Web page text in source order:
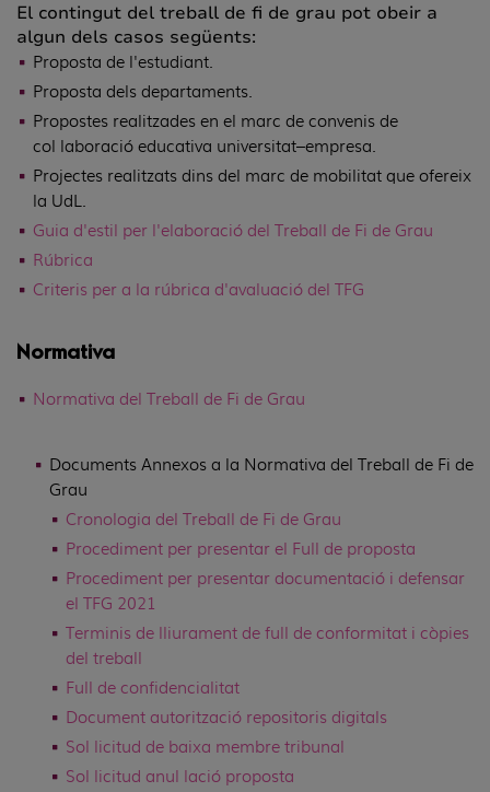
El contingut del treball de fi de grau pot obeir a
algun dels casos següents:
Proposta de l'estudiant.
Proposta dels departaments.
Propostes realitzades en el marc de convenis de
col·laboració educativa universitat–empresa.
Projectes realitzats dins del marc de mobilitat que ofereix
la UdL.
Guia d'estil per l'elaboració del Treball de Fi de Grau
Rúbrica
Criteris per a la rúbrica d'avaluació del TFG
Normativa
Normativa del Treball de Fi de Grau
Documents Annexos a la Normativa del Treball de Fi de
Grau
Cronologia del Treball de Fi de Grau
Procediment per presentar el Full de proposta
Procediment per presentar documentació i defensar
el TFG 2021
Terminis de lliurament de full de conformitat i còpies
del treball
Full de confidencialitat
Document autorització repositoris digitals
Sol·licitud de baixa membre tribunal
Sol·licitud anul·lació proposta